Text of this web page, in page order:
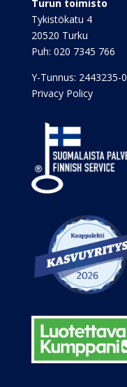
Turun toimisto
Tykistökatu 4
20520 Turku
Puh: 020 7345 766
Y-Tunnus: 2443235-0
Privacy Policy